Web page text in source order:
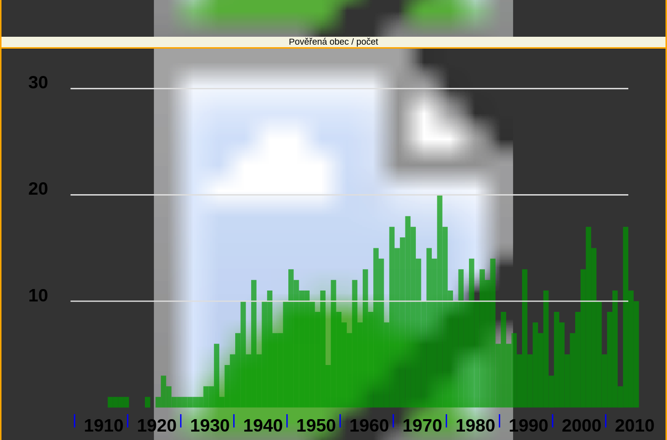
Pověřená obec / počet
1910 1920 1930 1940 1950 1960 1970 1980 1990 2000 2010
10
20
30